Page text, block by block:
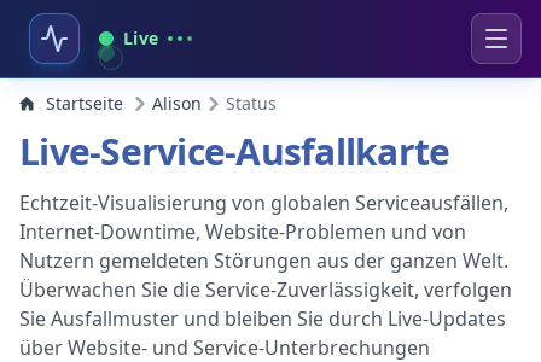
Live
Startseite Alison Status
Live-Service-Ausfallkarte
Echtzeit-Visualisierung von globalen Serviceausfällen,
Internet-Downtime, Website-Problemen und von
Nutzern gemeldeten Störungen aus der ganzen Welt.
Überwachen Sie die Service-Zuverlässigkeit, verfolgen
Sie Ausfallmuster und bleiben Sie durch Live-Updates
über Website- und Service-Unterbrechungen